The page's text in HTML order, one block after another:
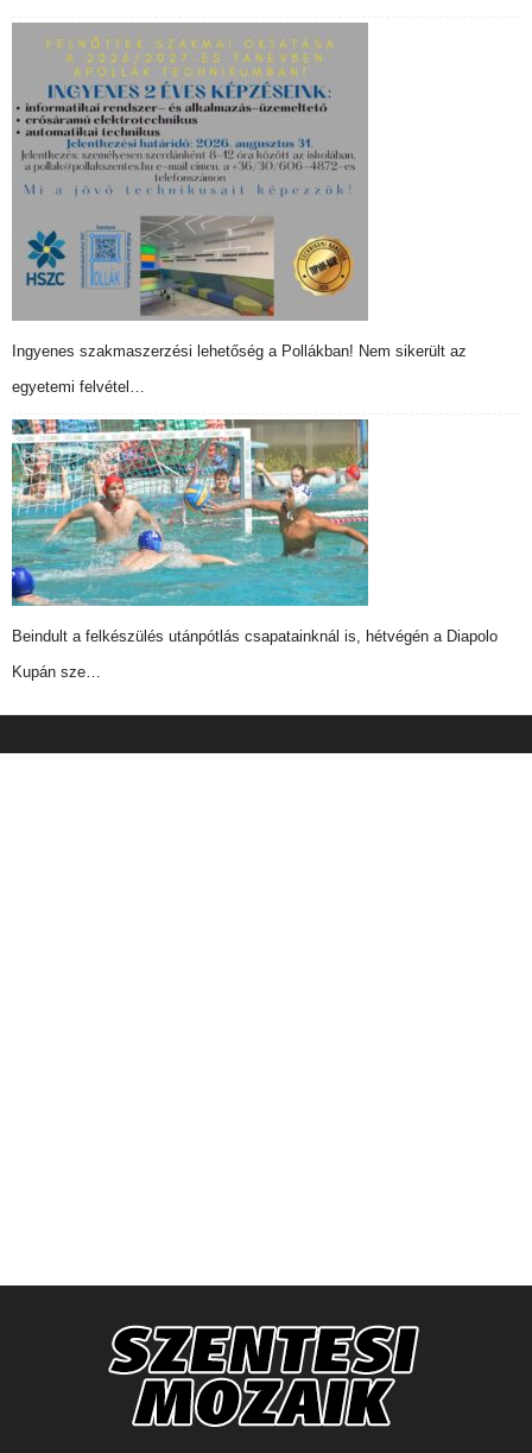
Ingyenes szakmaszerzési lehetőség a Pollákban! Nem sikerült az
egyetemi felvétel…
Beindult a felkészülés utánpótlás csapatainknál is, hétvégén a Diapolo
Kupán sze…